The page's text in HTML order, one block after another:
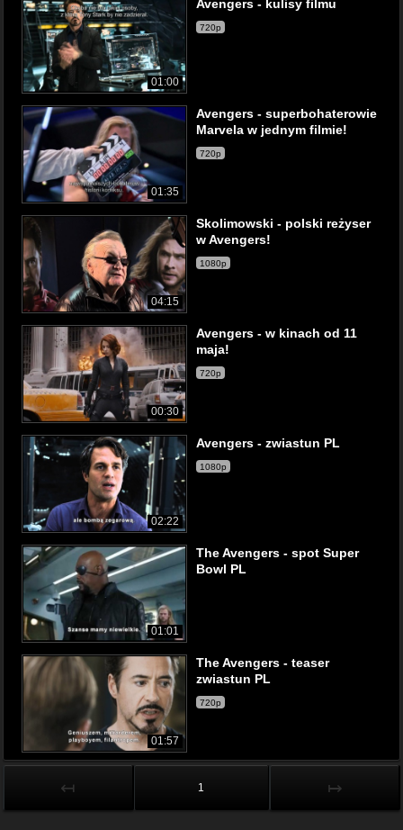
01:00
Avengers - kulisy filmu
720p
01:35
Avengers - superbohaterowie
Marvela w jednym filmie!
720p
04:15
Skolimowski - polski reżyser
w Avengers!
1080p
00:30
Avengers - w kinach od 11
maja!
720p
02:22
Avengers - zwiastun PL
1080p
01:01
The Avengers - spot Super
Bowl PL
01:57
The Avengers - teaser
zwiastun PL
720p
↤ 1 ↦